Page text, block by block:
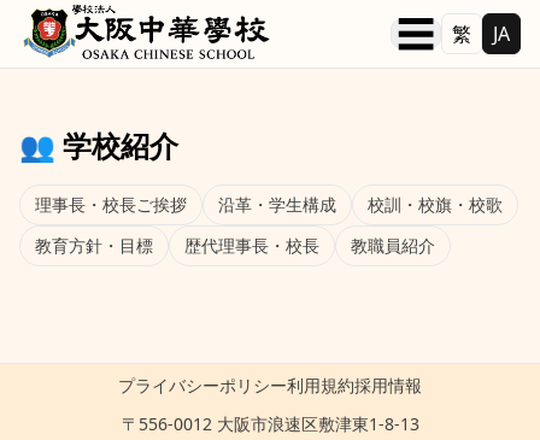
本文へ移動 ☰ 繁 JA
👥 学校紹介
理事長・校長ご挨拶 沿革・学生構成
校訓・校旗・校歌
教育方針・目標
歴代理事長・校長 教職員紹介
プライバシーポリシー利用規約採用情報
〒556-0012 大阪市浪速区敷津東1-8-13